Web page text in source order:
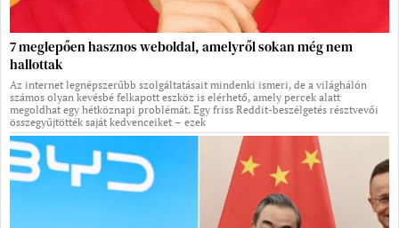
7 meglepően hasznos weboldal, amelyről sokan még nem
hallottak
Az internet legnépszerűbb szolgáltatásait mindenki ismeri, de a világhálón
számos olyan kevésbé felkapott eszköz is elérhető, amely percek alatt
megoldhat egy hétköznapi problémát. Egy friss Reddit-beszélgetés résztvevői
összegyűjtötték saját kedvenceiket – ezek